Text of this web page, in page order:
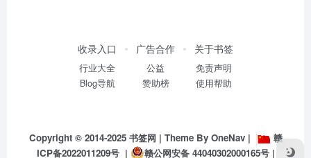
收录入口
行业大全
Blog导航
广告合作
公益
赞助榜
关于书签
免责声明
使用帮助
Copyright © 2014-2025 书签网 | Theme By OneNav|
赣
ICP备2022011209号| 赣公网安备 44040302000165号|